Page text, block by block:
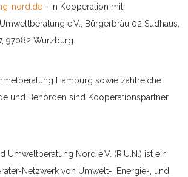
nord.de - In Kooperation mit
e.V., Bürgerbräu 02 Sudhaus,
97082 Würzburg
Hamburg sowie zahlreiche
und Behörden sind Kooperationspartner
Umweltberatung Nord e.V. (R.U.N.) ist ein
Netzwerk von Umwelt-, Energie-, und